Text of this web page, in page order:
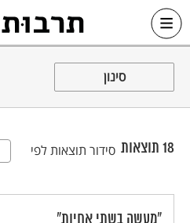
כל האתר
סינון
18 תוצאות סידור תוצאות לפי